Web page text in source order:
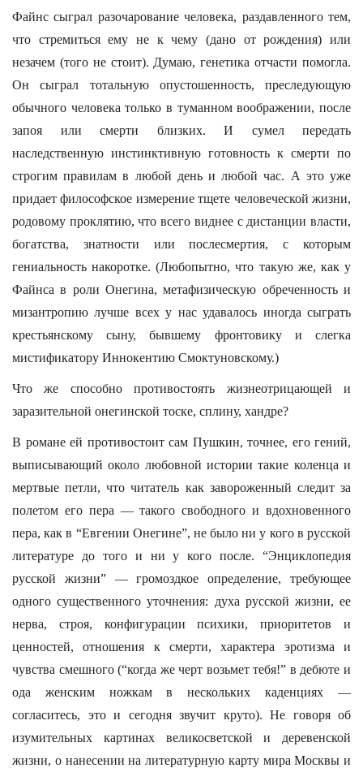
Файнс сыграл разочарование человека, раздавленного тем,
что стремиться ему не к чему (дано от рождения) или
незачем (того не стоит). Думаю, генетика отчасти помогла.
Он сыграл тотальную опустошенность, преследующую
обычного человека только в туманном воображении, после
запоя или смерти близких. И сумел передать
наследственную инстинктивную готовность к смерти по
строгим правилам в любой день и любой час. А это уже
придает философское измерение тщете человеческой жизни,
родовому проклятию, что всего виднее с дистанции власти,
богатства, знатности или послесмертия, с которым
гениальность накоротке. (Любопытно, что такую же, как у
Файнса в роли Онегина, метафизическую обреченность и
мизантропию лучше всех у нас удавалось иногда сыграть
крестьянскому сыну, бывшему фронтовику и слегка
мистификатору Иннокентию Смоктуновскому.)
Что же способно противостоять жизнеотрицающей и
заразительной онегинской тоске, сплину, хандре?
В романе ей противостоит сам Пушкин, точнее, его гений,
выписывающий около любовной истории такие коленца и
мертвые петли, что читатель как завороженный следит за
полетом его пера — такого свободного и вдохновенного
пера, как в “Евгении Онегине”, не было ни у кого в русской
литературе до того и ни у кого после. “Энциклопедия
русской жизни” — громоздкое определение, требующее
одного существенного уточнения: духа русской жизни, ее
нерва, строя, конфигурации психики, приоритетов и
ценностей, отношения к смерти, характера эротизма и
чувства смешного (“когда же черт возьмет тебя!” в дебюте и
ода женским ножкам в нескольких каденциях —
согласитесь, это и сегодня звучит круто). Не говоря об
изумительных картинах великосветской и деревенской
жизни, о нанесении на литературную карту мира Москвы и